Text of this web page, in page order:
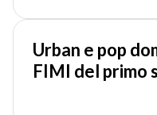
Urban e pop
FIMI del primo